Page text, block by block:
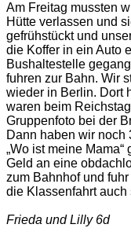
Am Freitag mussten
Hütte verlassen und
gefrühstückt und
die Koffer in ein Auto
Bushaltestelle
fuhren zur Bahn. Wir
wieder in Berlin. Dort
waren beim
Gruppenfoto bei der
Dann haben wir noch
„Wo ist meine
Geld an eine
zum Bahnhof und
die Klassenfahrt auch
Frieda und Lilly 6d